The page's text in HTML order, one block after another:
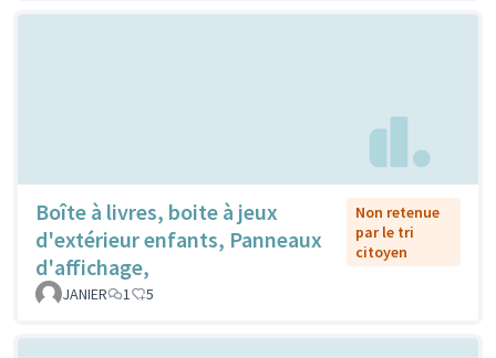
Boîte à livres, boite à jeux
d'extérieur enfants, Panneaux
d'affichage,
Non retenue
par le tri
citoyen
JANIER 1 5